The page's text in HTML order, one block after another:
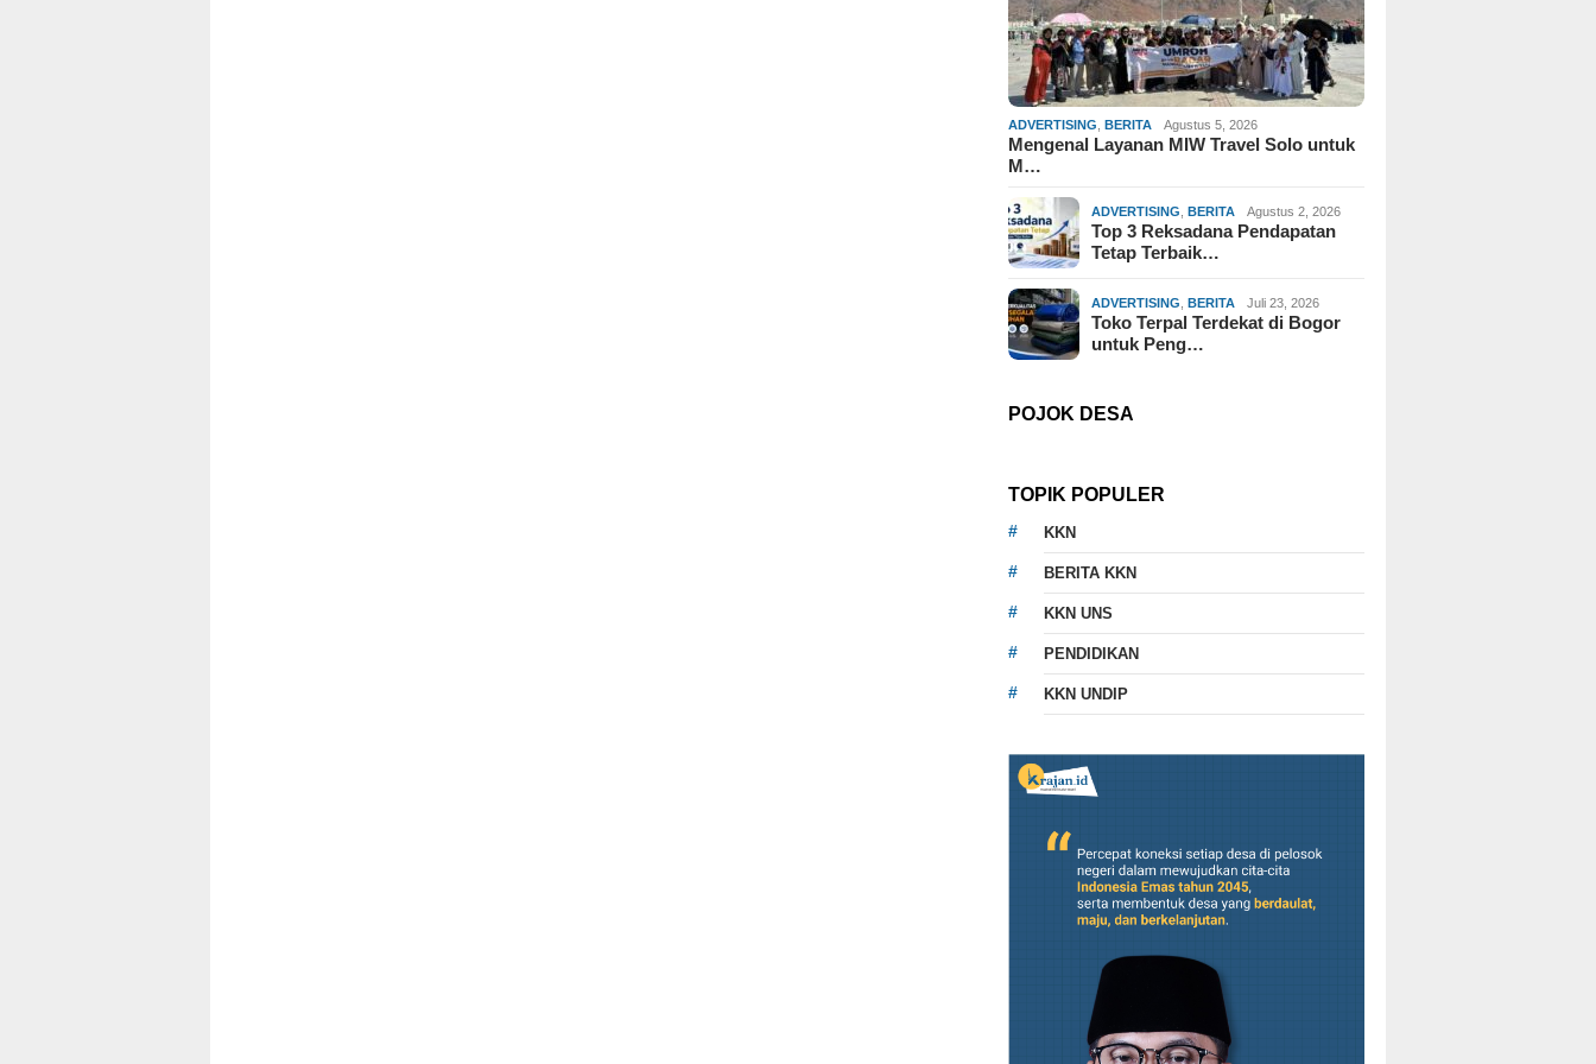
ADVERTISING ,BERITA Agustus 5, 2026
Mengenal Layanan MIW Travel Solo untuk
M…
ADVERTISING ,BERITA Agustus 2, 2026
Top 3 Reksadana Pendapatan
Tetap Terbaik…
ADVERTISING ,BERITA Juli 23, 2026
Toko Terpal Terdekat di Bogor
untuk Peng…
POJOK DESA
TOPIK POPULER
KKN
BERITA KKN
KKN UNS
PENDIDIKAN
KKN UNDIP